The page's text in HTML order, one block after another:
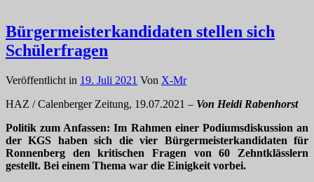
Bürgermeisterkandidaten stellen sich
Schülerfragen
Veröffentlicht in 19. Juli 2021 Von X-Mr
HAZ / Calenberger Zeitung, 19.07.2021 – Von Heidi Rabenhorst
Politik zum Anfassen: Im Rahmen einer Podiumsdiskussion an
der KGS haben sich die vier Bürgermeisterkandidaten für
Ronnenberg den kritischen Fragen von 60 Zehntklässlern
gestellt. Bei einem Thema war die Einigkeit vorbei.